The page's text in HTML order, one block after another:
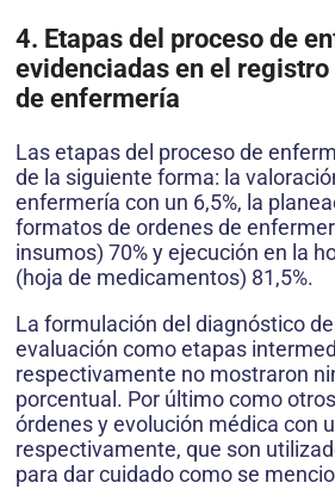
4. Etapas del proceso de
evidenciadas en el registro
de enfermería
Las etapas del proceso de
de la siguiente forma: la
enfermería con un 6,5%, la
formatos de ordenes de
insumos) 70% y ejecución en la
(hoja de medicamentos) 81,5%.
La formulación del diagnóstico
evaluación como etapas
respectivamente no mostraron
porcentual. Por último como
órdenes y evolución médica con
respectivamente, que son
para dar cuidado como se